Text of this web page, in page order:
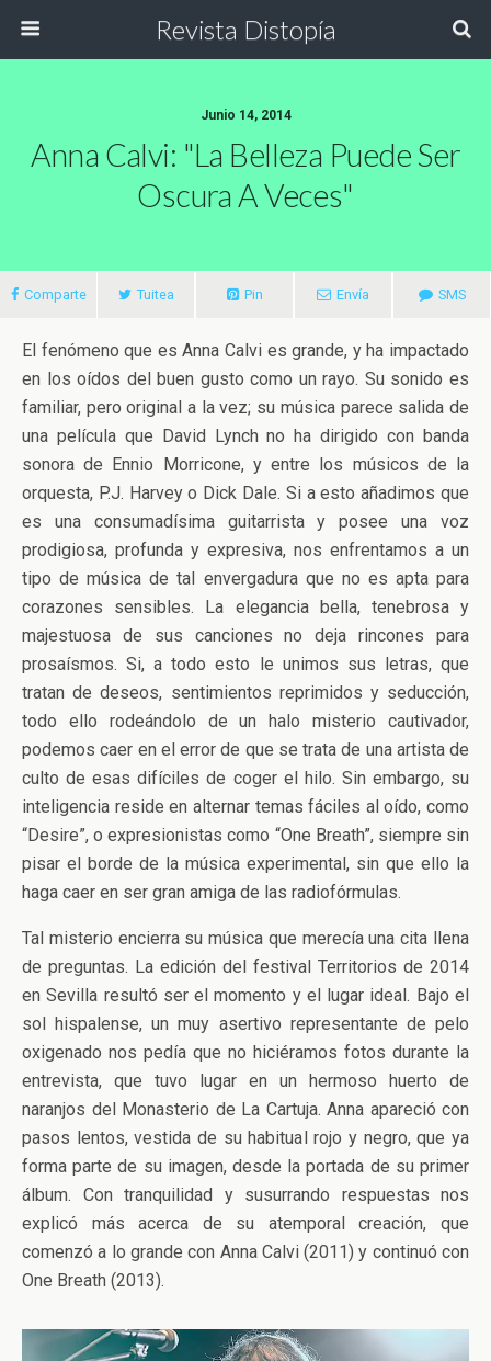
Revista Distopía
Junio 14, 2014
Anna Calvi: "La Belleza Puede Ser
Oscura A Veces"
Comparte Tuitea Pin Envía SMS
El fenómeno que es Anna Calvi es grande, y ha impactado
en los oídos del buen gusto como un rayo. Su sonido es
familiar, pero original a la vez; su música parece salida de
una película que David Lynch no ha dirigido con banda
sonora de Ennio Morricone, y entre los músicos de la
orquesta, P.J. Harvey o Dick Dale. Si a esto añadimos que
es una consumadísima guitarrista y posee una voz
prodigiosa, profunda y expresiva, nos enfrentamos a un
tipo de música de tal envergadura que no es apta para
corazones sensibles. La elegancia bella, tenebrosa y
majestuosa de sus canciones no deja rincones para
prosaísmos. Si, a todo esto le unimos sus letras, que
tratan de deseos, sentimientos reprimidos y seducción,
todo ello rodeándolo de un halo misterio cautivador,
podemos caer en el error de que se trata de una artista de
culto de esas difíciles de coger el hilo. Sin embargo, su
inteligencia reside en alternar temas fáciles al oído, como
“Desire”, o expresionistas como “One Breath”, siempre sin
pisar el borde de la música experimental, sin que ello la
haga caer en ser gran amiga de las radiofórmulas.
Tal misterio encierra su música que merecía una cita llena
de preguntas. La edición del festival Territorios de 2014
en Sevilla resultó ser el momento y el lugar ideal. Bajo el
sol hispalense, un muy asertivo representante de pelo
oxigenado nos pedía que no hiciéramos fotos durante la
entrevista, que tuvo lugar en un hermoso huerto de
naranjos del Monasterio de La Cartuja. Anna apareció con
pasos lentos, vestida de su habitual rojo y negro, que ya
forma parte de su imagen, desde la portada de su primer
álbum. Con tranquilidad y susurrando respuestas nos
explicó más acerca de su atemporal creación, que
comenzó a lo grande con Anna Calvi (2011) y continuó con
One Breath (2013).